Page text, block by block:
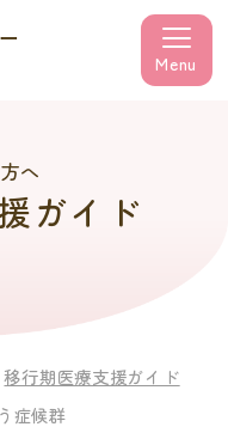
へ
ガイド
移行期医療支援ガイド
症候群